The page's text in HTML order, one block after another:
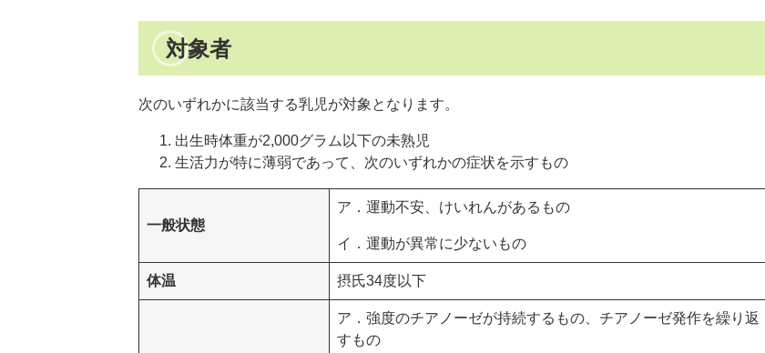
対象者
次のいずれかに該当する乳児が対象となります。
出生時体重が2,000グラム以下の未熟児
生活力が特に薄弱であって、次のいずれかの症状を示すもの
一般状態
ア．運動不安、けいれんがあるもの
イ．運動が異常に少ないもの
体温 摂氏34度以下
ア．強度のチアノーゼが持続するもの、チアノーゼ発作を繰り返
すもの